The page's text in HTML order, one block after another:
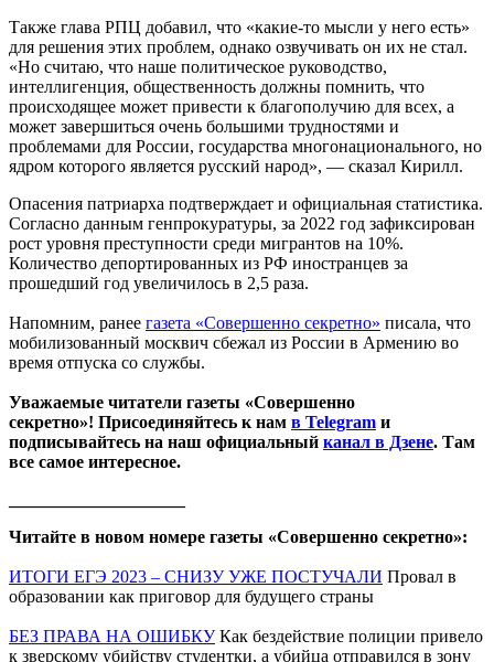
Также глава РПЦ добавил, что «какие-то мысли у него есть»
для решения этих проблем, однако озвучивать он их не стал.
«Но считаю, что наше политическое руководство,
интеллигенция, общественность должны помнить, что
происходящее может привести к благополучию для всех, а
может завершиться очень большими трудностями и
проблемами для России, государства многонационального, но
ядром которого является русский народ», — сказал Кирилл.
Опасения патриарха подтверждает и официальная статистика.
Согласно данным генпрокуратуры, за 2022 год зафиксирован
рост уровня преступности среди мигрантов на 10%.
Количество депортированных из РФ иностранцев за
прошедший год увеличилось в 2,5 раза.
Напомним, ранее газета «Совершенно секретно» писала, что
мобилизованный москвич сбежал из России в Армению во
время отпуска со службы.
Уважаемые читатели газеты «Совершенно
секретно»! Присоединяйтесь к нам в Telegram и
подписывайтесь на наш официальный канал в Дзене. Там
все самое интересное.
Читайте в новом номере газеты «Совершенно секретно»:
ИТОГИ ЕГЭ 2023 – СНИЗУ УЖЕ ПОСТУЧАЛИ Провал в
образовании как приговор для будущего страны
БЕЗ ПРАВА НА ОШИБКУКак бездействие полиции привело
к зверскому убийству студентки, а убийца отправился в зону